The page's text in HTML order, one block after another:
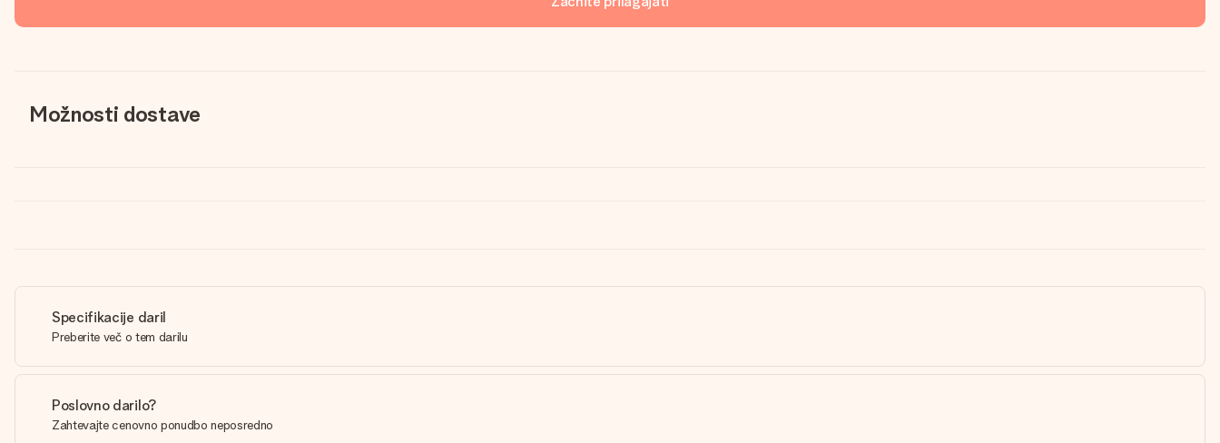
Možnosti dostave
Specifikacije daril
Preberite več o tem darilu
Poslovno darilo?
Zahtevajte cenovno ponudbo neposredno